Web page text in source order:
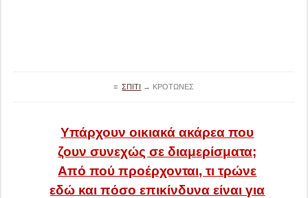
≡ΣΠΊΤΙ → ΚΡΌΤΩΝΕΣ
Υπάρχουν οικιακά ακάρεα που
ζουν συνεχώς σε διαμερίσματα;
Από πού προέρχονται, τι τρώνε
εδώ και πόσο επικίνδυνα είναι για